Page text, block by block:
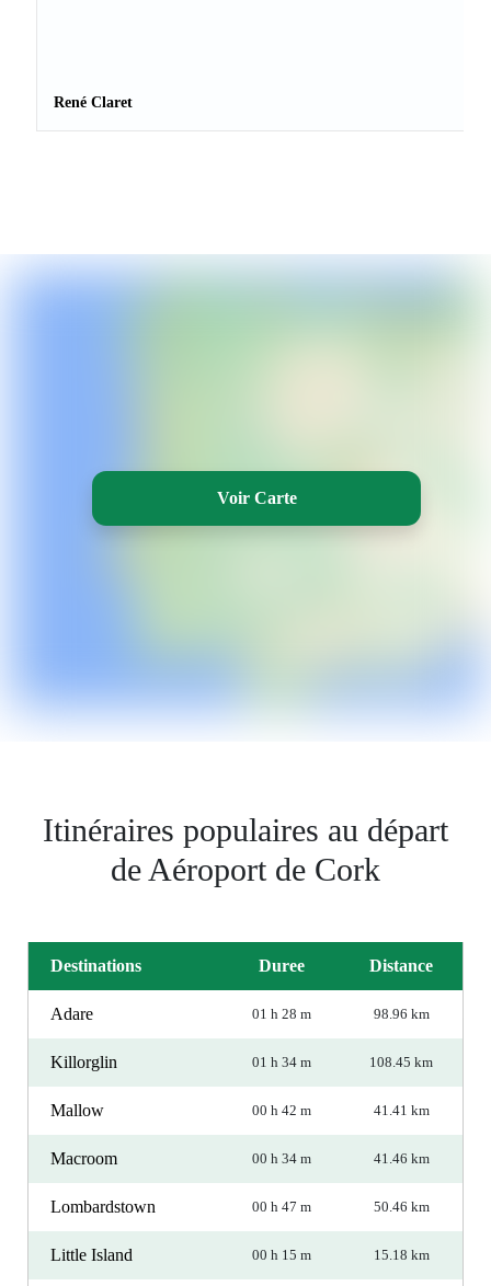
René Claret
Voir Carte
Itinéraires populaires au départ
de Aéroport de Cork
Destinations Duree Distance
Adare 01 h 28 m 98.96 km
Killorglin 01 h 34 m 108.45 km
Mallow 00 h 42 m 41.41 km
Macroom 00 h 34 m 41.46 km
Lombardstown 00 h 47 m 50.46 km
Little Island 00 h 15 m 15.18 km